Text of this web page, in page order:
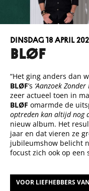
BLØF
dinsdag 18 april
“Het ging anders dan
BLØF’s ‘Aanzoek Zonder
zeer actueel toen in
BLØF omarmde de
optreden kan altijd nog
nieuw album. Het
jaar en dat vieren ze
jubileumshow belicht
focust zich ook op
VOOR LIEFHEBBERS